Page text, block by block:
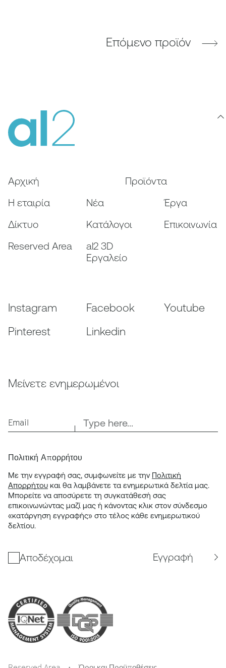
Επόμενο προϊόν
Αρχική
Προϊόντα
Η εταιρία
Nέα
Έργα
Δίκτυο
Κατάλογοι
Επικοινωνία
Reserved Area
al2 3D
Εργαλείο
Instagram Facebook
Youtube
Pinterest
Linkedin
Μείνετε ενημερωμένοι
Email
Πολιτική Απορρήτου
Με την εγγραφή σας, συμφωνείτε με την Πολιτική
Απορρήτου και θα λαμβάνετε τα ενημερωτικά δελτία μας.
Μπορείτε να αποσύρετε τη συγκατάθεσή σας
επικοινωνώντας μαζί μας ή κάνοντας κλικ στον σύνδεσμο
«κατάργηση εγγραφής» στο τέλος κάθε ενημερωτικού
δελτίου.
Αποδέχομαι Εγγραφή